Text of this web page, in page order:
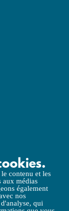
contenu et les
aux médias
également
nos
qui